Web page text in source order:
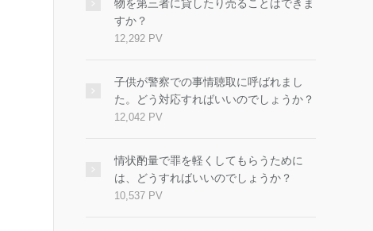
物を第三者に貸したり売ることはできま
すか？
12,292 PV
子供が警察での事情聴取に呼ばれまし
た。どう対応すればいいのでしょうか？
12,042 PV
情状酌量で罪を軽くしてもらうために
は、どうすればいいのでしょうか？
10,537 PV